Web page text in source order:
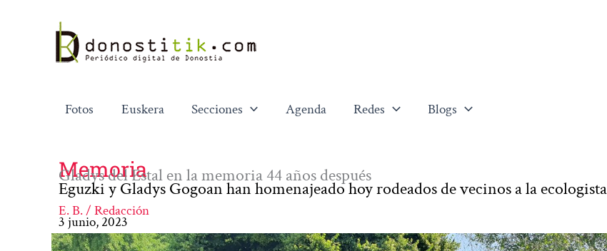
contenido
Fotos Euskera Secciones Agenda Redes Blogs
Memoria
Gladys del Estal en la memoria 44 años después
Eguzki y Gladys Gogoan han homenajeado hoy rodeados de vecinos a la
E. B. / Redacción
3 junio, 2023